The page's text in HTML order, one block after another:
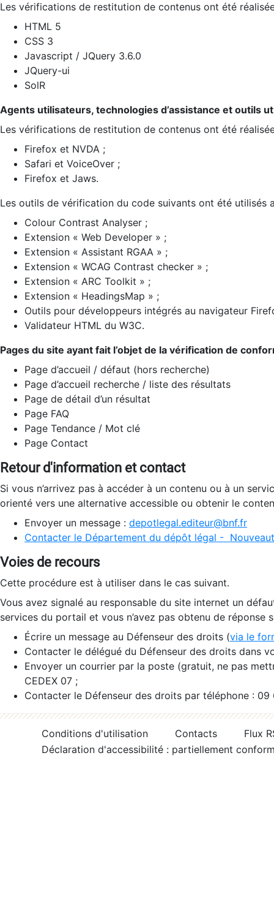
Les vérifications de restitution de contenus ont été
HTML 5
CSS 3
Javascript / JQuery 3.6.0
JQuery-ui
SolR
Agents utilisateurs, technologies d’assistance et outils
Les vérifications de restitution de contenus ont été
Firefox et NVDA ;
Safari et VoiceOver ;
Firefox et Jaws.
Les outils de vérification du code suivants ont été utilisés
Colour Contrast Analyser ;
Extension « Web Developer » ;
Extension « Assistant RGAA » ;
Extension « WCAG Contrast checker » ;
Extension « ARC Toolkit » ;
Extension « HeadingsMap » ;
Outils pour développeurs intégrés au navigateur
Validateur HTML du W3C.
Pages du site ayant fait l’objet de la vérification de
Page d’accueil / défaut (hors recherche)
Page d’accueil recherche / liste des résultats
Page de détail d’un résultat
Page FAQ
Page Tendance / Mot clé
Page Contact
Retour d'information et contact
Si vous n’arrivez pas à accéder à un contenu ou à un
orienté vers une alternative accessible ou obtenir le
Envoyer un message : depotlegal.editeur@bnf.fr
Contacter le Département du dépôt légal -
Voies de recours
Cette procédure est à utiliser dans le cas suivant.
Vous avez signalé au responsable du site internet un
services du portail et vous n’avez pas obtenu de réponse
Écrire un message au Défenseur des droits (via le
Contacter le délégué du Défenseur des droits dans
Envoyer un courrier par la poste (gratuit, ne pas
CEDEX 07 ;
Contacter le Défenseur des droits par téléphone :
Conditions d'utilisation Contacts
Flux
Déclaration d'accessibilité : partiellement